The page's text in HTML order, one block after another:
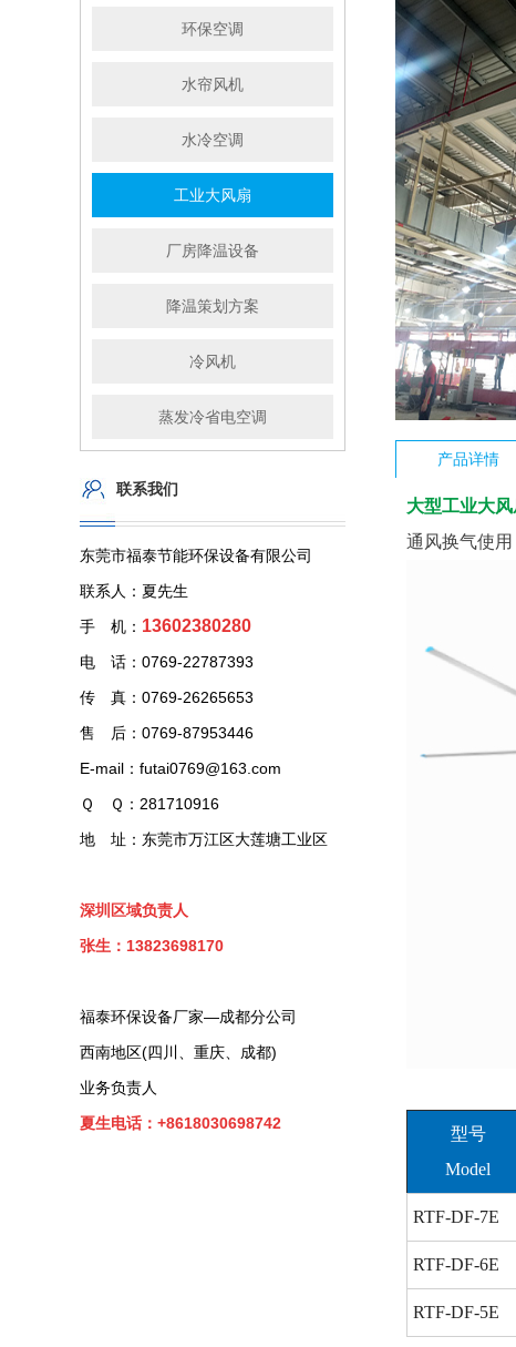
环保空调
水帘风机
水冷空调
工业大风扇
厂房降温设备
降温策划方案
冷风机
蒸发冷省电空调
联系我们
东莞市福泰节能环保设备有限公司
联系人：夏先生
手 机： 13602380280
电 话：0769-22787393
传 真：0769-26265653
售 后：0769-87953446
E-mail：futai0769@163.com
Ｑ Ｑ：281710916
地 址：东莞市万江区大莲塘工业区
深圳区域负责人
张生：13823698170
福泰环保设备厂家—成都分公司
西南地区(四川、重庆、成都)
业务负责人
夏生电话：+8618030698742
产品详情
大型工业大风
通风换气使
型号
Model
RTF-DF-7E
RTF-DF-6E
RTF-DF-5E